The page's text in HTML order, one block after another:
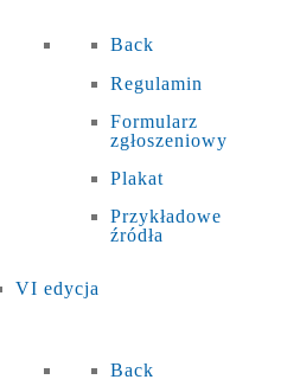
Back
Regulamin
Formularz
zgłoszeniowy
Plakat
Przykładowe
źródła
VI edycja
Back